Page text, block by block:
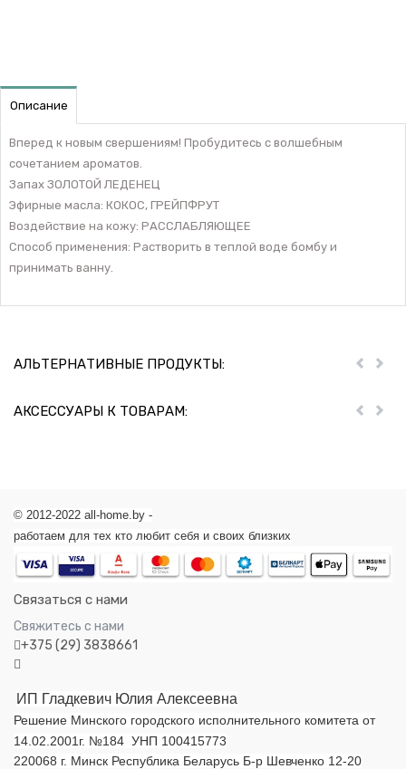
Описание
Вперед к новым свершениям! Пробудитесь с волшебным
сочетанием ароматов.
Запах ЗОЛОТОЙ ЛЕДЕНЕЦ
Эфирные масла: КОКОС, ГРЕЙПФРУТ
Воздействие на кожу: РАССЛАБЛЯЮЩЕЕ
Способ применения: Растворить в теплой воде бомбу и
принимать ванну.
АЛЬТЕРНАТИВНЫЕ ПРОДУКТЫ: Пред
АКСЕССУАРЫ К ТОВАРАМ: Пред
© 2012-2022 all-home.by -
работаем для тех кто любит себя и своих близких
Связаться с нами
Свяжитесь с нами
+375 (29) 3838661
ИП Гладкевич Юлия Алексеевна
Решение Минского городского исполнительного комитета от
14.02.2001г. №184 УНП 100415773
220068 г. Минск Республика Беларусь Б-р Шевченко 12-20